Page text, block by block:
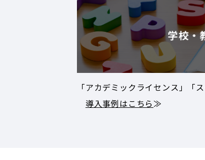
学校・
「アカデミックライセンス」「
導入事例はこちら≫